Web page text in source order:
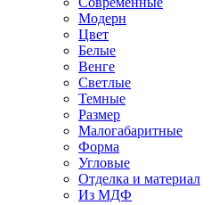
Модерн
Цвет
Белые
Венге
Светлые
Темные
Размер
Малогабаритные
Форма
Угловые
Отделка и материал
Из МДФ